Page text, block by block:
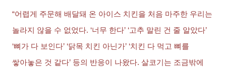
“어렵게 주문해 배달돼 온 아이스 치킨을 처음 마주한 우리는
놀라지 않을 수 없었다. ‘너무 한다’ ‘고추 말린 건 줄 알았다’
‘뼈가 다 보인다’ ‘닭목 치킨 아닌가’ ‘치킨 다 먹고 뼈를
쌓아놓은 것 같다’ 등의 반응이 나왔다. 살코기는 조금밖에